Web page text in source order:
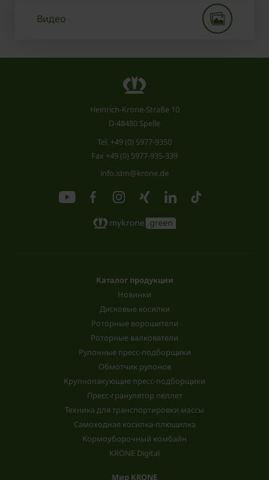
Видео
Heinrich-Krone-Straße 10
D-48480 Spelle
Tel. +49 (0) 5977-9350
Fax +49 (0) 5977-935-339
info.ldm@krone.de
Каталог продукции
Новинки
Дисковые косилки
Роторные ворошители
Роторные валкователи
Рулонные пресс-подборщики
Обмотчик рулонов
Крупнопакующие пресс-подборщики
Пресс-гранулятор пеллет
Техника для транспортировки массы
Самоходная косилка-плющилка
Кормоуборочный комбайн
KRONE Digital
Мир KRONE